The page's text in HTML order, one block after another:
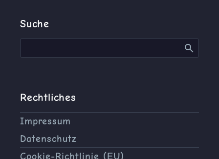
Suche
Rechtliches
Impressum
Datenschutz
Cookie-Richtlinie (EU)